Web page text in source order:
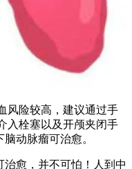
风险较高，建议通过手
入栓塞以及开颅夹闭手
动脉瘤可治愈。
愈，并不可怕！人到中